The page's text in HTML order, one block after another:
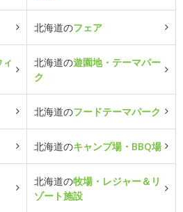
北海道のフェア
北海道の遊園地・テーマパー
ク
北海道のフードテーマパーク
北海道のキャンプ場・BBQ場
北海道の牧場・レジャー＆リ
ゾート施設